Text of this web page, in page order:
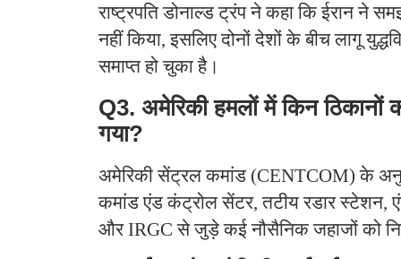
राष्ट्रपति डोनाल्ड ट्रंप ने कहा कि ईरान ने
नहीं किया, इसलिए दोनों देशों के बीच लागू
समाप्त हो चुका है।
Q3. अमेरिकी हमलों में किन ठिकानों
गया?
अमेरिकी सेंट्रल कमांड (CENTCOM) के
कमांड एंड कंट्रोल सेंटर, तटीय रडार स्टेशन,
और IRGC से जुड़े कई नौसैनिक जहाजों को